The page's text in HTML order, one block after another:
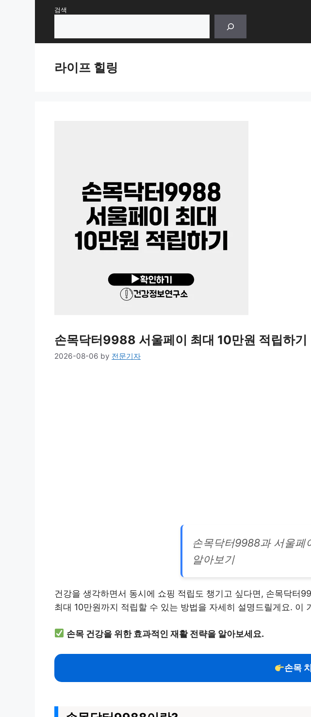
검색
라이프 힐링
손목닥터9988 서울페이 최대 10만원 적립하기
2026-08-06 by 전문기자
손목닥터9988과 서울페
알아보기
건강을 생각하면서 동시에 쇼핑 적립도 챙기고 싶다면, 손목닥터
최대 10만원까지 적립할 수 있는 방법을 자세히 설명드릴게요.
손목 건강을 위한 효과적인 재활 전략을 알아보세요.
손목